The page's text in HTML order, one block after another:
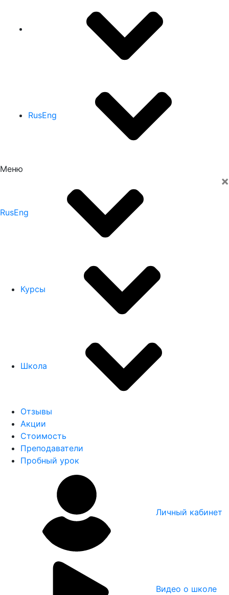
RusEng
Меню
RusEng
×
Курсы
Школа
Отзывы
Акции
Стоимость
Преподаватели
Пробный урок
Личный кабинет
Видео о школе